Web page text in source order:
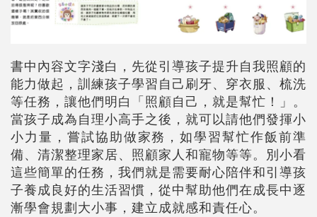
書中內容文字淺白，先從引導孩子提升自我照顧的
能力做起，訓練孩子學習自己刷牙、穿衣服、梳洗
等任務，讓他們明白「照顧自己，就是幫忙！」。
當孩子成為自理小高手之後，就可以請他們發揮小
小力量，嘗試協助做家務，如學習幫忙作飯前準
備、清潔整理家居、照顧家人和寵物等等。別小看
這些簡單的任務，我們就是需要耐心陪伴和引導孩
子養成良好的生活習慣，從中幫助他們在成長中逐
漸學會規劃大小事，建立成就感和責任心。